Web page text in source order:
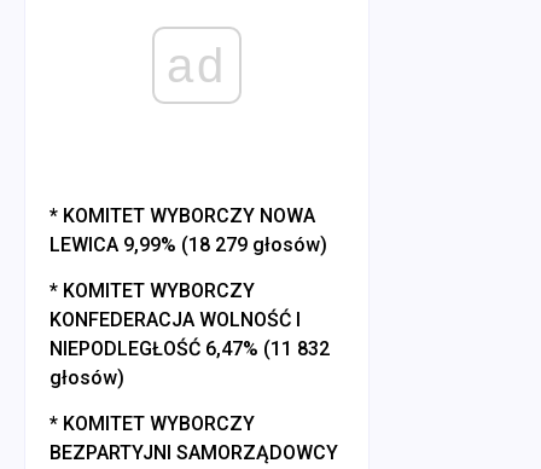
ad
* KOMITET WYBORCZY NOWA
LEWICA 9,99% (18 279 głosów)
* KOMITET WYBORCZY
KONFEDERACJA WOLNOŚĆ I
NIEPODLEGŁOŚĆ 6,47% (11 832
głosów)
* KOMITET WYBORCZY
BEZPARTYJNI SAMORZĄDOWCY